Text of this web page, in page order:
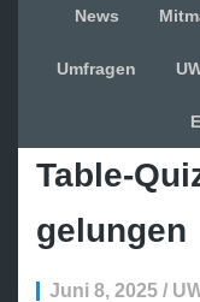
News
Umfragen
Table-
gelungen
Juni 8, 2025 /